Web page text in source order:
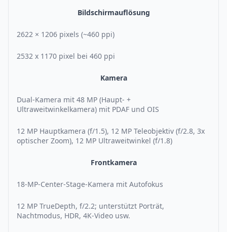
Bildschirmauflösung
2622 × 1206 pixels (~460 ppi)
2532 x 1170 pixel bei 460 ppi
Kamera
Dual-Kamera mit 48 MP (Haupt- +
Ultraweitwinkelkamera) mit PDAF und OIS
12 MP Hauptkamera (f/1.5), 12 MP Teleobjektiv (f/2.8, 3x
optischer Zoom), 12 MP Ultraweitwinkel (f/1.8)
Frontkamera
18-MP-Center-Stage-Kamera mit Autofokus
12 MP TrueDepth, f/2.2; unterstützt Porträt,
Nachtmodus, HDR, 4K-Video usw.